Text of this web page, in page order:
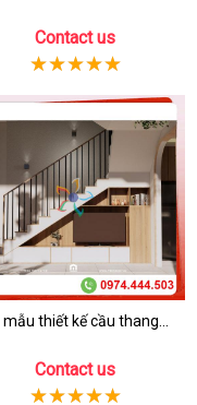
Contact us
thiết kế cầu thang...
Contact us